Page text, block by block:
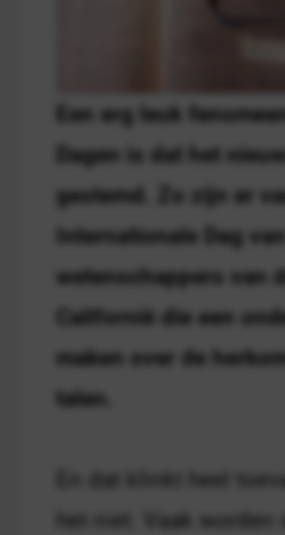
Een erg leuk
Dagen is dat het
gestemd. Zo zijn er
Internationale Dag
wetenschappers van
Californië die een
maken over de
talen.
En dat klinkt heel
het niet. Vaak worden